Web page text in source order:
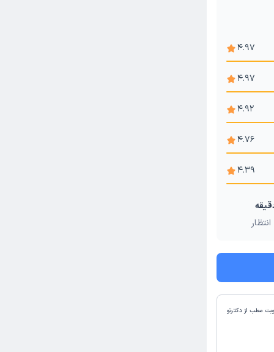
4.97
4.97
4.92
4.76
4.39
مطب از دکترتو